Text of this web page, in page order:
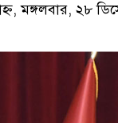
মঙ্গলবার, ২৮